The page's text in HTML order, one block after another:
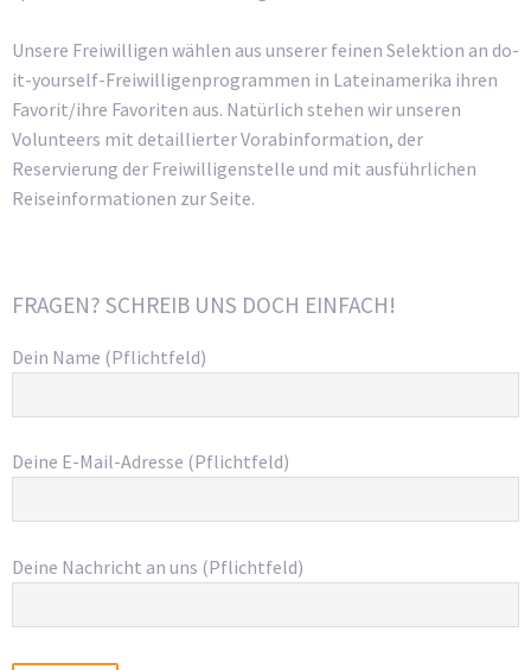
Unsere Freiwilligen wählen aus unserer feinen Selektion an do-
it-yourself-Freiwilligenprogrammen in Lateinamerika ihren
Favorit/ihre Favoriten aus. Natürlich stehen wir unseren
Volunteers mit detaillierter Vorabinformation, der
Reservierung der Freiwilligenstelle und mit ausführlichen
Reiseinformationen zur Seite.
FRAGEN? SCHREIB UNS DOCH EINFACH!
Dein Name (Pflichtfeld)
Deine E-Mail-Adresse (Pflichtfeld)
Deine Nachricht an uns (Pflichtfeld)